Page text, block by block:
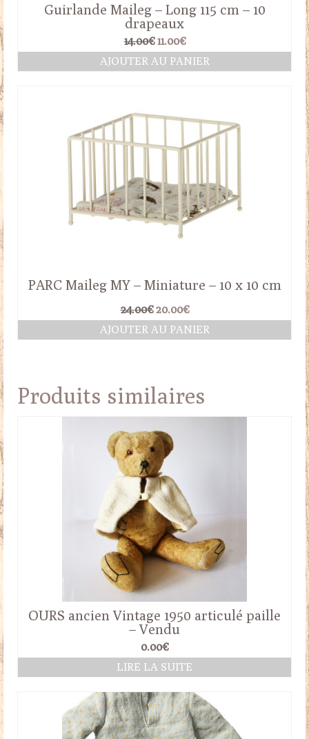
Guirlande Maileg – Long 115 cm – 10
drapeaux
14.00€ Le
prix
initial
11.00€Le
prix
actuel
AJOUTER AU PANIER
PARC Maileg MY – Miniature – 10 x 10 cm
24.00€ Le
prix
initial
20.00€Le
prix
actuel
AJOUTER AU PANIER
Produits similaires
OURS ancien Vintage 1950 articulé paille
– Vendu
0.00€
LIRE LA SUITE